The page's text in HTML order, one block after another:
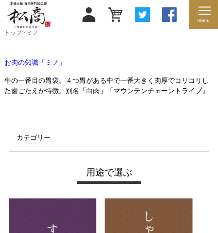
トップ> ミノ
お肉の知識「ミノ」
牛の一番目の胃袋。４つ胃がある中で一番大きく肉厚でコリコリし
た歯ごたえが特徴。別名「白肉」「マウンテンチェーントライプ」
カテゴリー
用途で選ぶ